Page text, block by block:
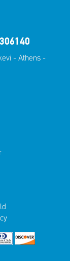
- Athens -